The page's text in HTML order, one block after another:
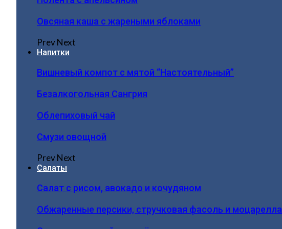
Овсяная каша с жареными яблоками
PrevNext
Напитки
Вишневый компот с мятой “Настоятельный”
Безалкогольная Сангрия
Облепиховый чай
Смузи овощной
PrevNext
Салаты
Салат с рисом, авокадо и кочудяном
Обжаренные персики, стручковая фасоль и моцарелла